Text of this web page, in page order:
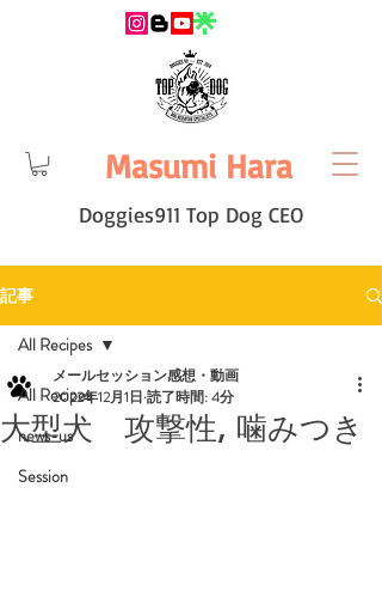
Masumi Hara
Doggies911 Top Dog CEO
記事
All Recipes
news-us
Session
All Recipes
大型犬 攻撃性, 噛みつき
メールセッション感想・動画
2022年12月1日 読了時間: 4分